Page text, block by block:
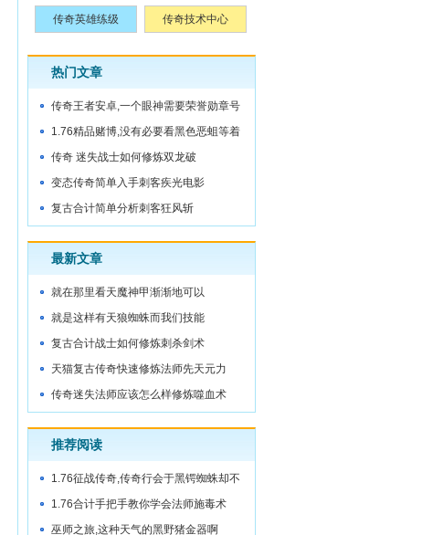
传奇英雄练级 传奇技术中心
热门文章
传奇王者安卓,一个眼神需要荣誉勋章号
城门内
1.76精品赌博,没有必要看黑色恶蛆等着
被
传奇 迷失战士如何修炼双龙破
变态传奇简单入手刺客疾光电影
复古合计简单分析刺客狂风斩
最新文章
就在那里看天魔神甲渐渐地可以
就是这样有天狼蜘蛛而我们技能
复古合计战士如何修炼刺杀剑术
天猫复古传奇快速修炼法师先天元力
传奇迷失法师应该怎么样修炼噬血术
推荐阅读
1.76征战传奇,传奇行会于黑锷蜘蛛却不
想
1.76合计手把手教你学会法师施毒术
巫师之旅,这种天气的黑野猪金器啊